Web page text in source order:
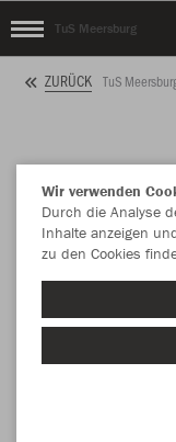
TuS Meersburg
ZURÜCK TuS
Wir verwenden
Durch die Analyse
Inhalte anzeigen
zu den Cookies